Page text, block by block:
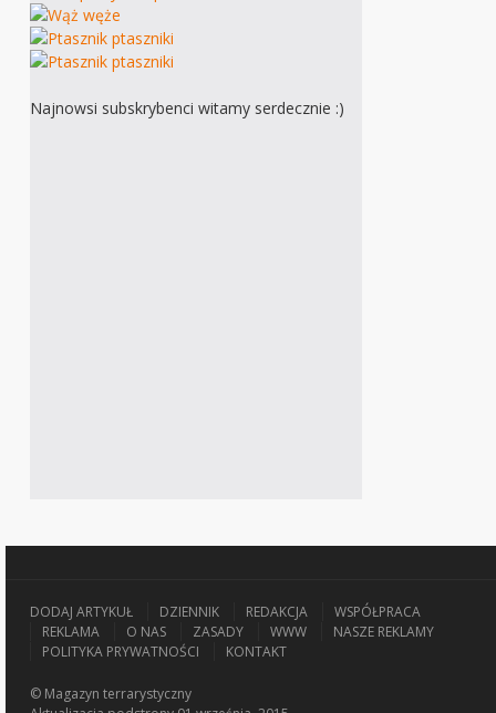
Najnowsi subskrybenci witamy serdecznie :)
DODAJ ARTYKUŁ DZIENNIK REDAKCJA
WSPÓŁPRACA
REKLAMA
O NAS ZASADY WWW
NASZE REKLAMY
POLITYKA PRYWATNOŚCI
KONTAKT
© Magazyn terrarystyczny